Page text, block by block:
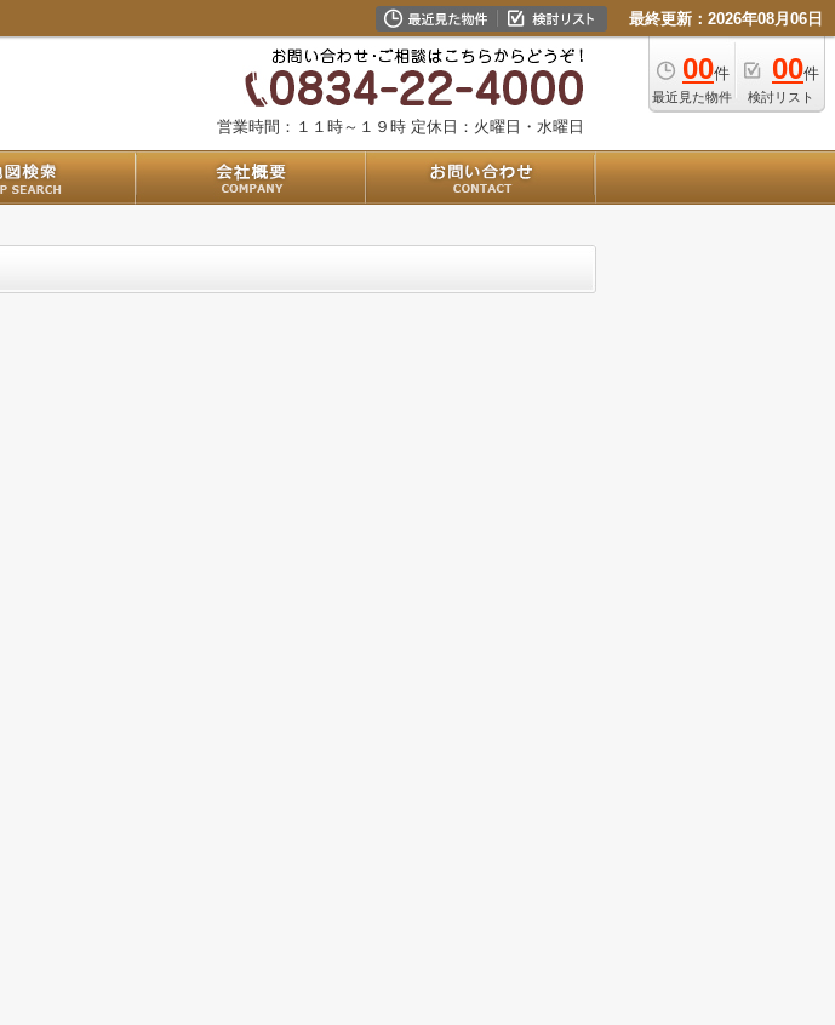
最終更新：2026年08月06日
00件
最近見た物件
00件
検討リスト
営業時間：１１時～１９時 定休日：火曜日・水曜日